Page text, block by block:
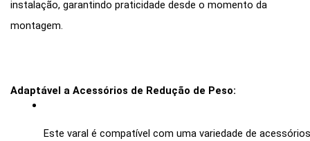
instalação, garantindo praticidade desde o momento da
montagem.
Adaptável a Acessórios de Redução de Peso:
Este varal é compatível com uma variedade de